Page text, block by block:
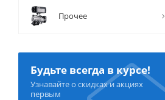
Прочее
Будьте всегда в курсе!
Узнавайте о скидках и акциях
первым